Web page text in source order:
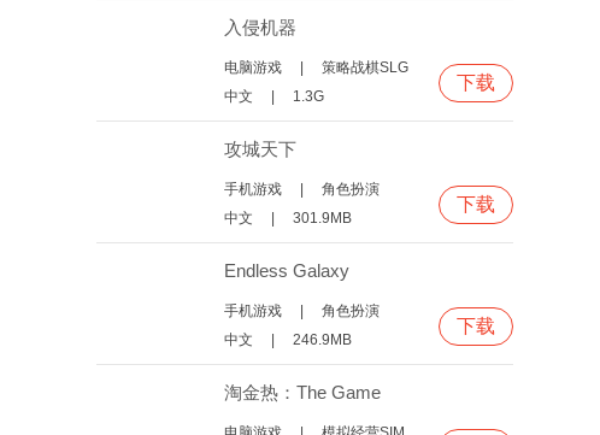
入侵机器
电脑游戏
策略战棋SLG
中文
1.3G
下载
攻城天下
手机游戏
角色扮演
中文
301.9MB
下载
Endless Galaxy
手机游戏
角色扮演
中文
246.9MB
下载
淘金热：The Game